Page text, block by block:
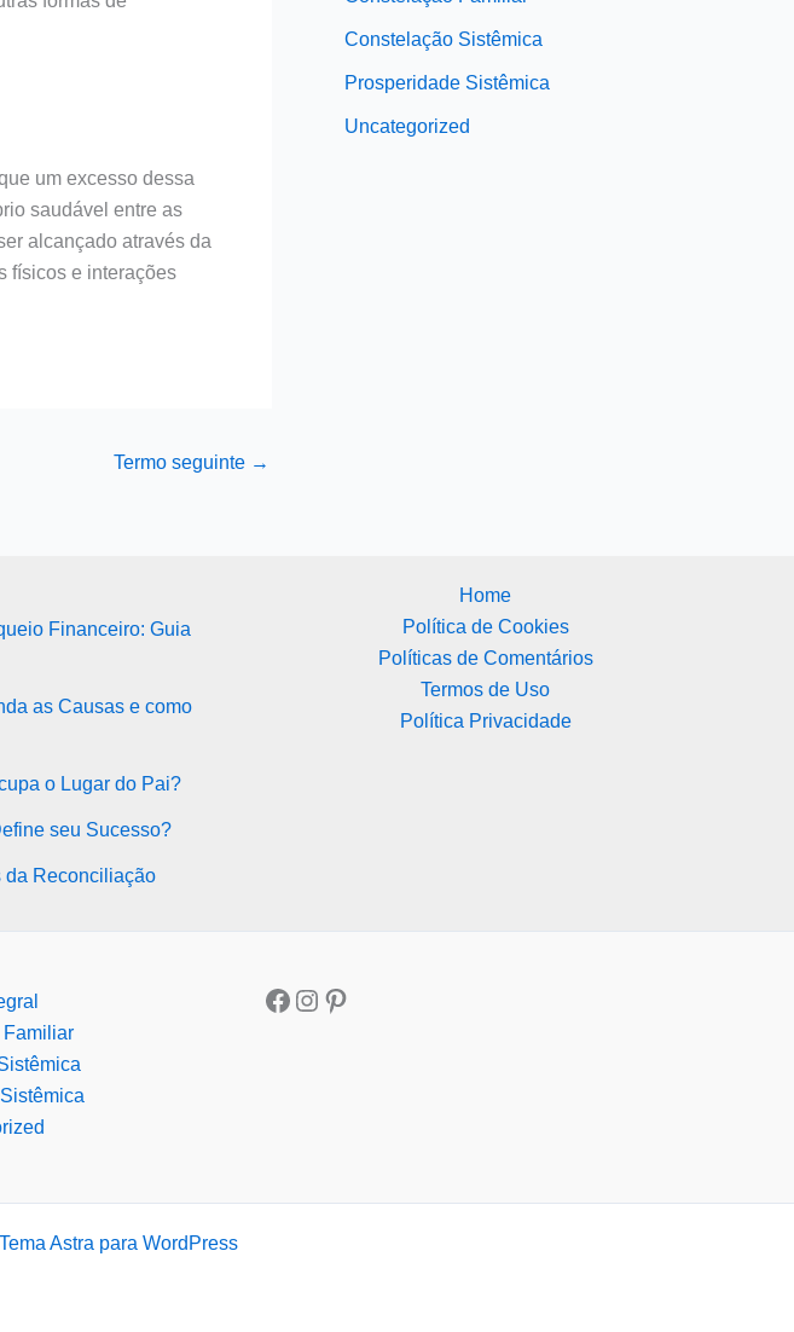
um excesso dessa
saudável entre as
alcançado através da
físicos e interações
Termo seguinte →
Constelação Sistêmica
Prosperidade Sistêmica
Uncategorized
Financeiro: Guia
as Causas e como
o Lugar do Pai?
seu Sucesso?
da Reconciliação
Home
Política de Cookies
Políticas de Comentários
Termos de Uso
Política Privacidade
Tema Astra para WordPress